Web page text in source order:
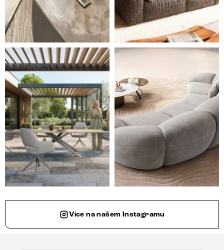
Styl, odolnost a společné chvíle pod širým nebem.
Ne každá pohovka je jen
Více na našem Instagramu